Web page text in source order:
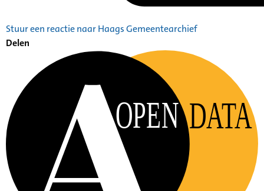
Stuur een reactie naar Haags Gemeentearchief
Delen
OPEN DATA